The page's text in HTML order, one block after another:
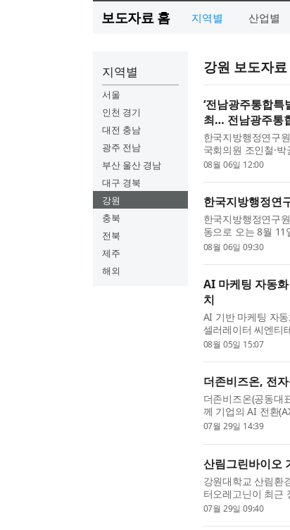
보도자료 홈 지역별 산업별
지역별
서울
인천 경기
대전 충남
광주 전남
부산 울산 경남
대구 경북
강원
충북
전북
제주
해외
강원 보도자료
‘전남광주통합특
최… 전남광주통
한국지방행정연구
국회의원 조인철·박
시장군수구청장협
08월 06일 12:00
한국지방행정연
한국지방행정연구
동으로 오는 8월 11
일 공동세미나’를
08월 06일 09:30
AI 마케팅 자동
치
AI 기반 마케팅 자
셀러레이터 씨엔티
투자금액은 비공개
08월 05일 15:07
더존비즈온, 전
더존비즈온(공동대
께 기업의 AI 전환
준비지수)’ 고도화
07월 29일 14:39
산림그린바이오
강원대학교 산림환
터오레고닌이 최근
기업으로 선정된 데
07월 29일 09:40